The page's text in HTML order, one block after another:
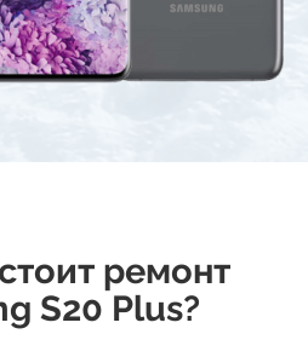
ремонт
S20 Plus?